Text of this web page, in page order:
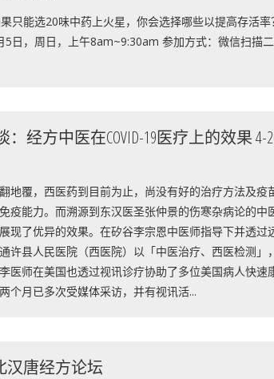
只能选20味中药上火星，你会选择哪些以提高存活率
5日，周日，上午8am~9:30am 参加方式：微信扫描
经方中医在COVID-19医疗上的效果 4-
地覆，西医药到目前为止，尚没有好的治疗方法及疫
疫能力。而溯源到东汉医圣张仲景的伤寒杂病论的中
现了优异的效果。在矽谷李宗恩中医师指导下并透过
许县人民医院（西医院）以「中医治疗、西医检测」
医师在美国也透过视讯诊疗协助了多位美国病人快速
个月已多次受媒体采访，并有视讯活...
汉唐经方论坛